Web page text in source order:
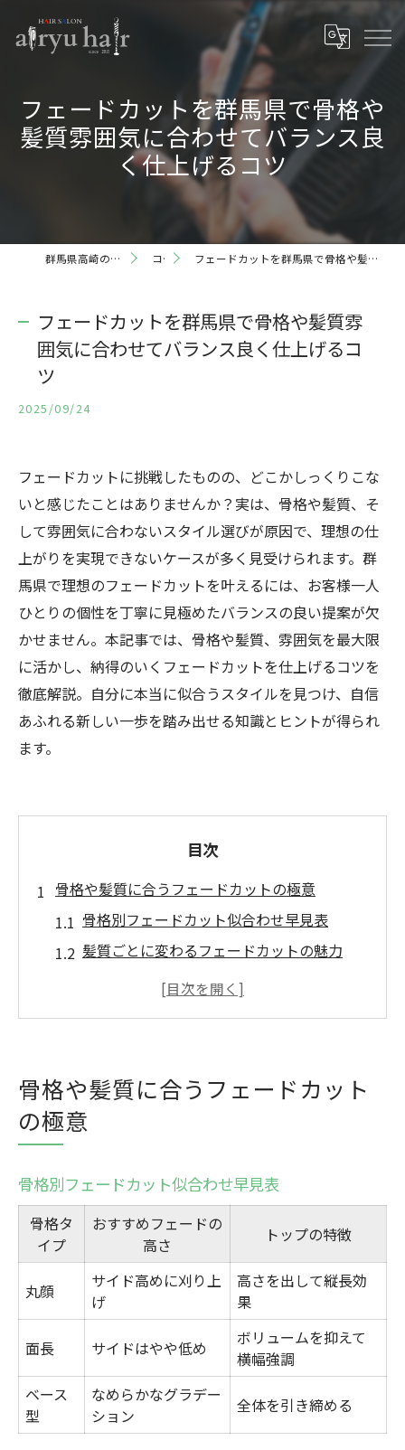
フェードカットを群馬県で骨格や
髪質雰囲気に合わせてバランス良
く仕上げるコツ
群馬県高崎の理容室ならairyu hair コラム フェードカットを群馬県で骨格や髪質雰囲気に合わせてバランス良く仕上げるコツ
フェードカットを群馬県で骨格や髪質雰
囲気に合わせてバランス良く仕上げるコ
ツ
2025/09/24
フェードカットに挑戦したものの、どこかしっくりこな
いと感じたことはありませんか？実は、骨格や髪質、そ
して雰囲気に合わないスタイル選びが原因で、理想の仕
上がりを実現できないケースが多く見受けられます。群
馬県で理想のフェードカットを叶えるには、お客様一人
ひとりの個性を丁寧に見極めたバランスの良い提案が欠
かせません。本記事では、骨格や髪質、雰囲気を最大限
に活かし、納得のいくフェードカットを仕上げるコツを
徹底解説。自分に本当に似合うスタイルを見つけ、自信
あふれる新しい一歩を踏み出せる知識とヒントが得られ
ます。
目次
骨格や髪質に合うフェードカットの極意
骨格別フェードカット似合わせ早見表
髪質ごとに変わるフェードカットの魅力
自分に合うバランス重視のスタイル提案術
自分に似合うフェードカット選びのポイント
フェードカットタイプ別比較一覧
似合うスタイルを見極める判断基準
髪質や骨格を活かす選び方のコツ
失敗しないフェードカットの選定法
雰囲気を活かしたバランス良いヘアスタイル提
雰囲気別おすすめフェードカット早見表
個性を引き出すバランスの良い提案法
フェードカットで変わる印象の違い
自分らしさを活かすスタイルアレンジ術
トレンド感を意識したヘアスタイル選び
骨格や髪質に合うフェードカット
の極意
骨格別フェードカット似合わせ早見表
骨格タ
イプ
おすすめフェードの
高さ
トップの特徴
丸顔
サイド高めに刈り上
げ
高さを出して縦長効
果
面長 サイドはやや低め
ボリュームを抑えて
横幅強調
ベース
型
なめらかなグラデー
ション
全体を引き締める